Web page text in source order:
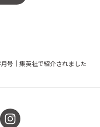
号｜集英社で紹介されました